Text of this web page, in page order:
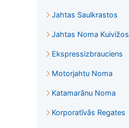
Jahtas Saulkrastos
Jahtas Noma Kuivižos
Ekspressizbrauciens
Motorjahtu Noma
Katamarānu Noma
Korporatīvās Regates